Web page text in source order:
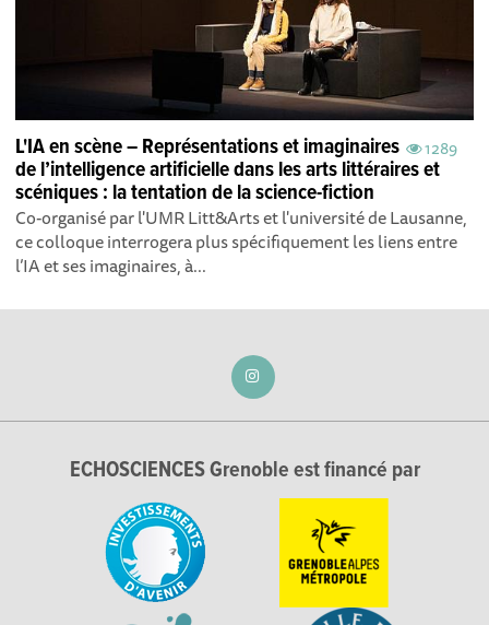
1289
L'IA en scène – Représentations et imaginaires
de l’intelligence artificielle dans les arts littéraires et
scéniques : la tentation de la science-fiction
Co-organisé par l'UMR Litt&Arts et l'université de Lausanne,
ce colloque interrogera plus spécifiquement les liens entre
l’IA et ses imaginaires, à...
ECHOSCIENCES Grenoble est financé par